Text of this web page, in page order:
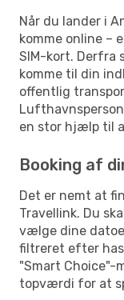
Når du lander i
komme online –
SIM-kort. Derfra
komme til din
offentlig
en stor hjælp til
Booking af
Det er nemt at
Travellink. Du
vælge dine
filtreret efter
"Smart
topværdi for at